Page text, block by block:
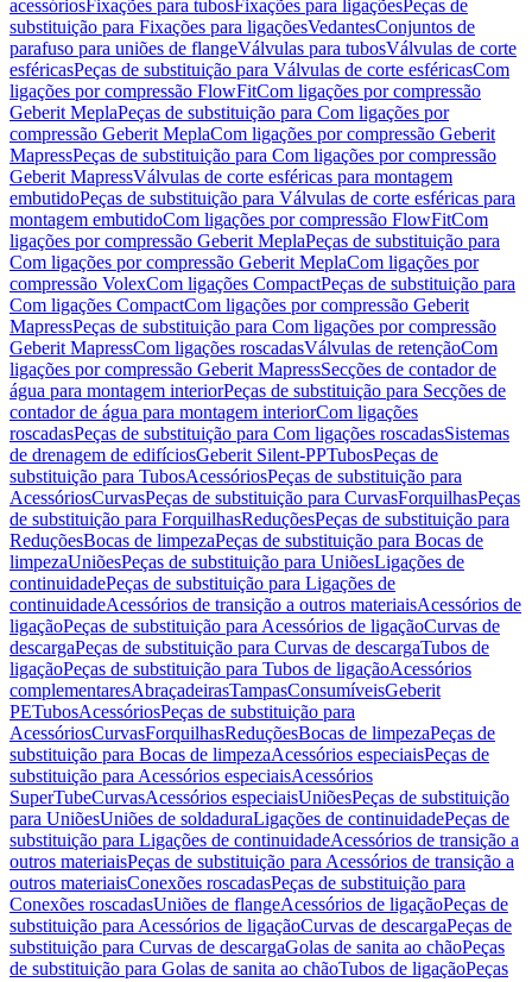
acessóriosFixações para tubosFixações para ligaçõesPeças de
substituição para Fixações para ligaçõesVedantesConjuntos de
parafuso para uniões de flangeVálvulas para tubosVálvulas de corte
esféricasPeças de substituição para Válvulas de corte esféricasCom
ligações por compressão FlowFitCom ligações por compressão
Geberit MeplaPeças de substituição para Com ligações por
compressão Geberit MeplaCom ligações por compressão Geberit
MapressPeças de substituição para Com ligações por compressão
Geberit MapressVálvulas de corte esféricas para montagem
embutidoPeças de substituição para Válvulas de corte esféricas para
montagem embutidoCom ligações por compressão FlowFitCom
ligações por compressão Geberit MeplaPeças de substituição para
Com ligações por compressão Geberit MeplaCom ligações por
compressão VolexCom ligações CompactPeças de substituição para
Com ligações CompactCom ligações por compressão Geberit
MapressPeças de substituição para Com ligações por compressão
Geberit MapressCom ligações roscadasVálvulas de retençãoCom
ligações por compressão Geberit MapressSecções de contador de
água para montagem interiorPeças de substituição para Secções de
contador de água para montagem interiorCom ligações
roscadasPeças de substituição para Com ligações roscadasSistemas
de drenagem de edifíciosGeberit Silent-PPTubosPeças de
substituição para TubosAcessóriosPeças de substituição para
AcessóriosCurvasPeças de substituição para CurvasForquilhasPeças
de substituição para ForquilhasReduçõesPeças de substituição para
ReduçõesBocas de limpezaPeças de substituição para Bocas de
limpezaUniõesPeças de substituição para UniõesLigações de
continuidadePeças de substituição para Ligações de
continuidadeAcessórios de transição a outros materiaisAcessórios de
ligaçãoPeças de substituição para Acessórios de ligaçãoCurvas de
descargaPeças de substituição para Curvas de descargaTubos de
ligaçãoPeças de substituição para Tubos de ligaçãoAcessórios
complementaresAbraçadeirasTampasConsumíveisGeberit
PETubosAcessóriosPeças de substituição para
AcessóriosCurvasForquilhasReduçõesBocas de limpezaPeças de
substituição para Bocas de limpezaAcessórios especiaisPeças de
substituição para Acessórios especiaisAcessórios
SuperTubeCurvasAcessórios especiaisUniõesPeças de substituição
para UniõesUniões de soldaduraLigações de continuidadePeças de
substituição para Ligações de continuidadeAcessórios de transição a
outros materiaisPeças de substituição para Acessórios de transição a
outros materiaisConexões roscadasPeças de substituição para
Conexões roscadasUniões de flangeAcessórios de ligaçãoPeças de
substituição para Acessórios de ligaçãoCurvas de descargaPeças de
substituição para Curvas de descargaGolas de sanita ao chãoPeças
de substituição para Golas de sanita ao chãoTubos de ligaçãoPeças